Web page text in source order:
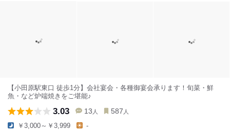
【小田原駅東口 徒歩1分】会社宴会・各種御宴会承ります！旬菜・鮮
魚・など炉端焼きをご堪能♪
3.03 13 人 587 人
￥3,000～￥3,999 -